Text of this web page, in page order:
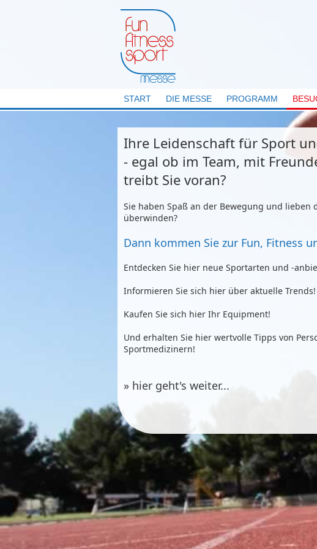
START DIE MESSE PROGRAMM
Ihre Leidenschaft für Sport
- egal ob im Team, mit
treibt Sie voran?
Sie haben Spaß an der Bewegung und lieben
überwinden?
Dann kommen Sie zur Fun, Fitness
Entdecken Sie hier neue Sportarten und -
Informieren Sie sich hier über aktuelle Trends!
Kaufen Sie sich hier Ihr Equipment!
Und erhalten Sie hier wertvolle Tipps von
Sportmedizinern!
» hier geht's weiter...